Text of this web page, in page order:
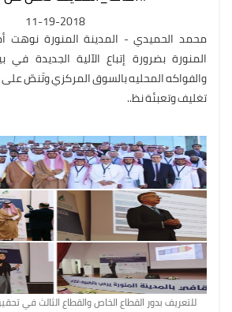
11-19-2018
محمد الحميدي - المدينة المنورة نوهت
المنورة بضرورة إتباع الآلية الجديدة في
تغليف وتعبئة نظ..
للتعريف بدور القطاع الخاص والقطاع الثالث في تحقيق